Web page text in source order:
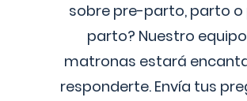
sobre pre-parto, parto
parto? Nuestro
matronas estará
responderte. Envía tus